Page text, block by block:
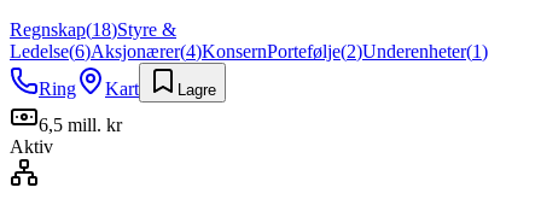
Regnskap(18)Styre &
Ledelse(6)Aksjonærer(4)KonsernPortefølje(2)Underenheter(1)
Ring
Kart Lagre
6,5 mill. kr
Aktiv